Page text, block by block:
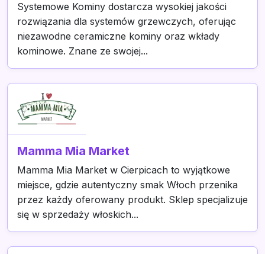
Systemowe Kominy dostarcza wysokiej jakości
rozwiązania dla systemów grzewczych, oferując
niezawodne ceramiczne kominy oraz wkłady
kominowe. Znane ze swojej...
Mamma Mia Market
Mamma Mia Market w Cierpicach to wyjątkowe
miejsce, gdzie autentyczny smak Włoch przenika
przez każdy oferowany produkt. Sklep specjalizuje
się w sprzedaży włoskich...